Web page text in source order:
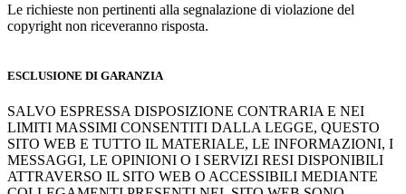
Le richieste non pertinenti alla segnalazione di violazione del
copyright non riceveranno risposta.
ESCLUSIONE DI GARANZIA
SALVO ESPRESSA DISPOSIZIONE CONTRARIA E NEI
LIMITI MASSIMI CONSENTITI DALLA LEGGE, QUESTO
SITO WEB E TUTTO IL MATERIALE, LE INFORMAZIONI, I
MESSAGGI, LE OPINIONI O I SERVIZI RESI DISPONIBILI
ATTRAVERSO IL SITO WEB O ACCESSIBILI MEDIANTE